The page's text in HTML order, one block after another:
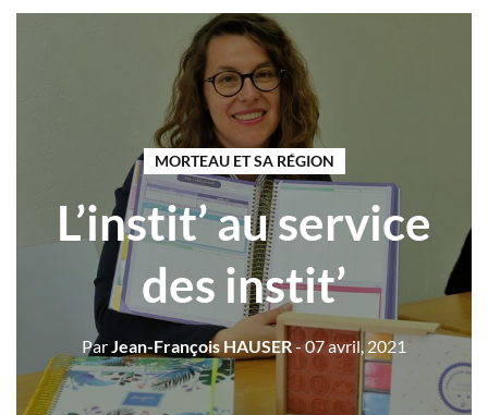
MORTEAU ET SA RÉGION
L’instit’ au service
des instit’
Par Jean-François HAUSER- 07 avril, 2021